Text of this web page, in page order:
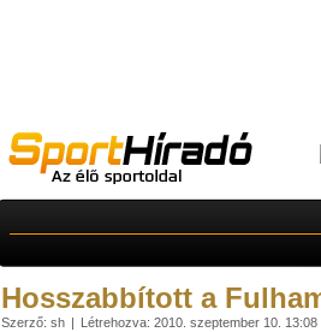
Hosszabbított a
Szerző: sh Létrehozva: 2010. szeptember 10. 13:08